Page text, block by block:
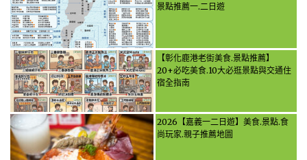
景點推薦一.二日遊
【彰化鹿港老街美食.景點推薦】
20+必吃美食.10大必逛景點與交通住
宿全指南
2026【嘉義一二日遊】美食.景點.食
尚玩家.親子推薦地圖